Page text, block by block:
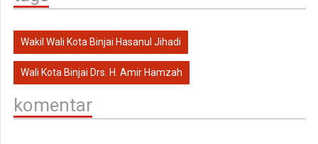
Wakil Wali Kota Binjai Hasanul Jihadi
Wali Kota Binjai Drs. H. Amir Hamzah
komentar